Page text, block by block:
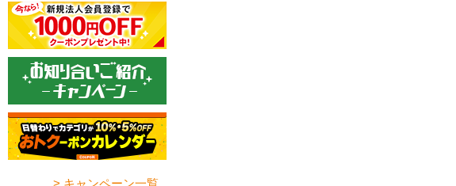
> キャンペーン一覧